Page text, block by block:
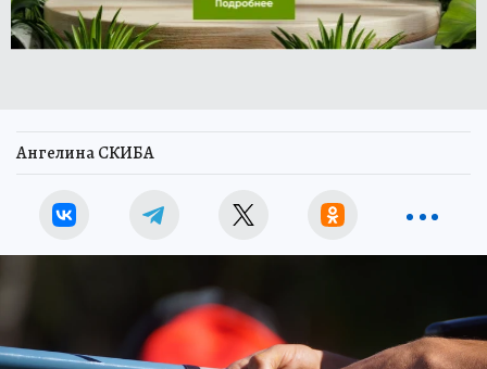
Ангелина СКИБА